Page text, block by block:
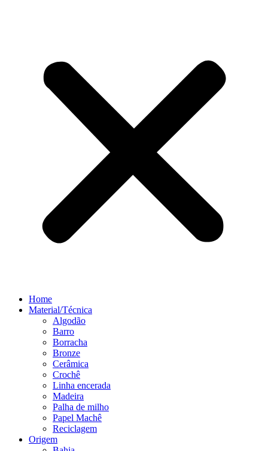
Home
Material/Técnica
Algodão
Barro
Borracha
Bronze
Cerâmica
Crochê
Linha encerada
Madeira
Palha de milho
Papel Machê
Reciclagem
Origem